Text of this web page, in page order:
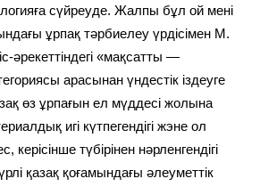
сүйреуде. Жалпы бұл ой мені
ұрпақ тәрбиелеу үрдісімен М.
әрекеттіндегі «мақсатты —
арасынан үндестік іздеуге
өз ұрпағын ел мүддесі жолына
игі күтпегендігі жэне ол
керісінше түбірінен нәрленгендігі
қазақ қоғамындағы әлеуметтік